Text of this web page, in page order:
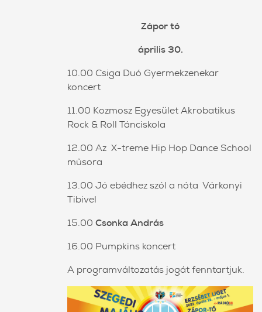
Zápor tó
április 30.
10.00 Csiga Duó Gyermekzenekar
koncert
11.00 Kozmosz Egyesület Akrobatikus
Rock & Roll Tánciskola
12.00 Az X-treme Hip Hop Dance School
műsora
13.00 Jó ebédhez szól a nóta Várkonyi
Tibivel
15.00 Csonka András
16.00 Pumpkins koncert
A programváltozatás jogát fenntartjuk.